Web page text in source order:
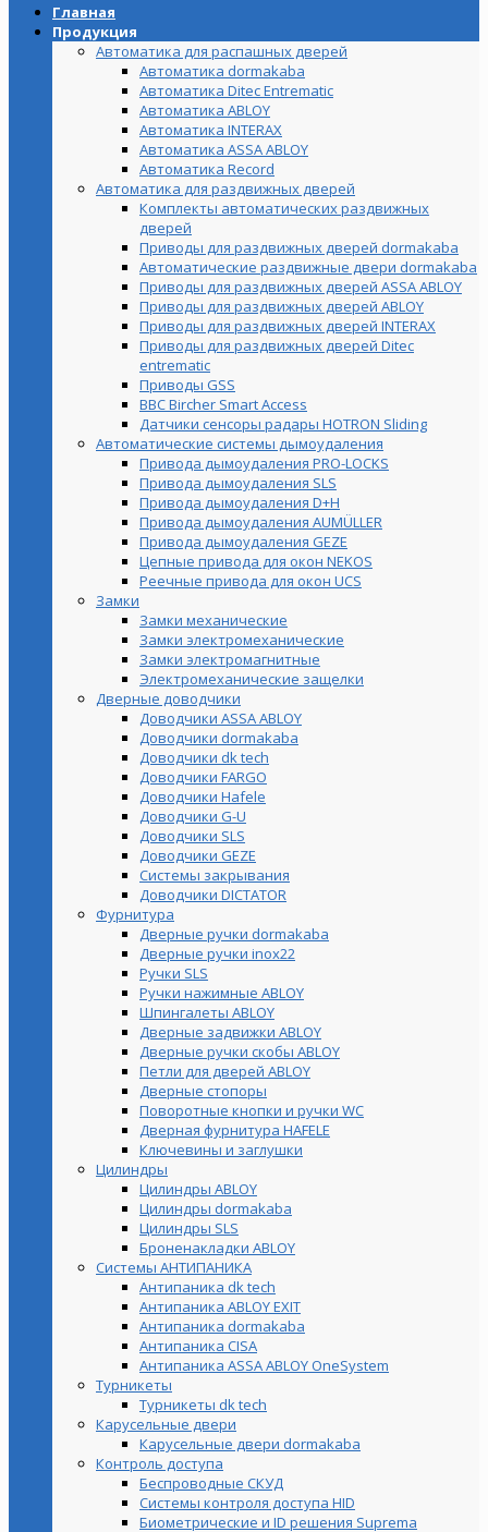
Главная
Продукция
Автоматика для распашных дверей
Автоматика dormakaba
Автоматика Ditec Entrematic
Автоматика ABLOY
Автоматика INTERAX
Автоматика ASSA ABLOY
Автоматика Record
Автоматика для раздвижных дверей
Комплекты автоматических раздвижных
дверей
Приводы для раздвижных дверей dormakaba
Автоматические раздвижные двери dormakaba
Приводы для раздвижных дверей ASSA ABLOY
Приводы для раздвижных дверей ABLOY
Приводы для раздвижных дверей INTERAX
Приводы для раздвижных дверей Ditec
entrematic
Приводы GSS
BBC Bircher Smart Access
Датчики сенсоры радары HOTRON Sliding
Автоматические системы дымоудаления
Привода дымоудаления PRO-LOCKS
Привода дымоудаления SLS
Привода дымоудаления D+H
Привода дымоудаления AUMÜLLER
Привода дымоудаления GEZE
Цепные привода для окон NEKOS
Реечные привода для окон UСS
Замки
Замки механические
Замки электромеханические
Замки электромагнитные
Электромеханические защелки
Дверные доводчики
Доводчики ASSA ABLOY
Доводчики dormakaba
Доводчики dk tech
Доводчики FARGO
Доводчики Hafele
Доводчики G-U
Доводчики SLS
Доводчики GEZE
Cистемы закрывания
Доводчики DICTATOR
Фурнитура
Дверные ручки dormakaba
Дверные ручки inox22
Ручки SLS
Ручки нажимные ABLOY
Шпингалеты ABLOY
Дверные задвижки ABLOY
Дверные ручки скобы ABLOY
Петли для дверей ABLOY
Дверные стопоры
Поворотные кнопки и ручки WC
Дверная фурнитура HAFELE
Ключевины и заглушки
Цилиндры
Цилиндры ABLOY
Цилиндры dormakaba
Цилиндры SLS
Броненакладки ABLOY
Системы АНТИПАНИКА
Антипаника dk tech
Антипаника ABLOY EXIT
Антипаника dormakaba
Антипаника СISA
Антипаника ASSA ABLOY OneSystem
Турникеты
Турникеты dk tech
Карусельные двери
Карусельные двери dormakaba
Контроль доступа
Беспроводные СКУД
Системы контроля доступа HID
Биометрические и ID решения Suprema